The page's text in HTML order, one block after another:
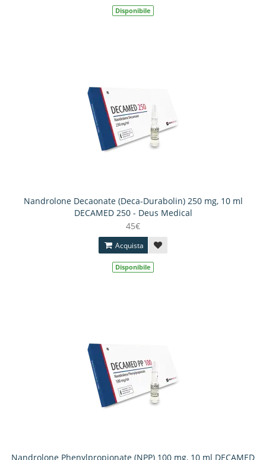
Disponibile
Nandrolone Decaonate (Deca-Durabolin) 250 mg, 10 ml
DECAMED 250 - Deus Medical
45€
Acquista
Disponibile
Nandrolone Phenylpropionate (NPP) 100 mg, 10 ml DECAMED